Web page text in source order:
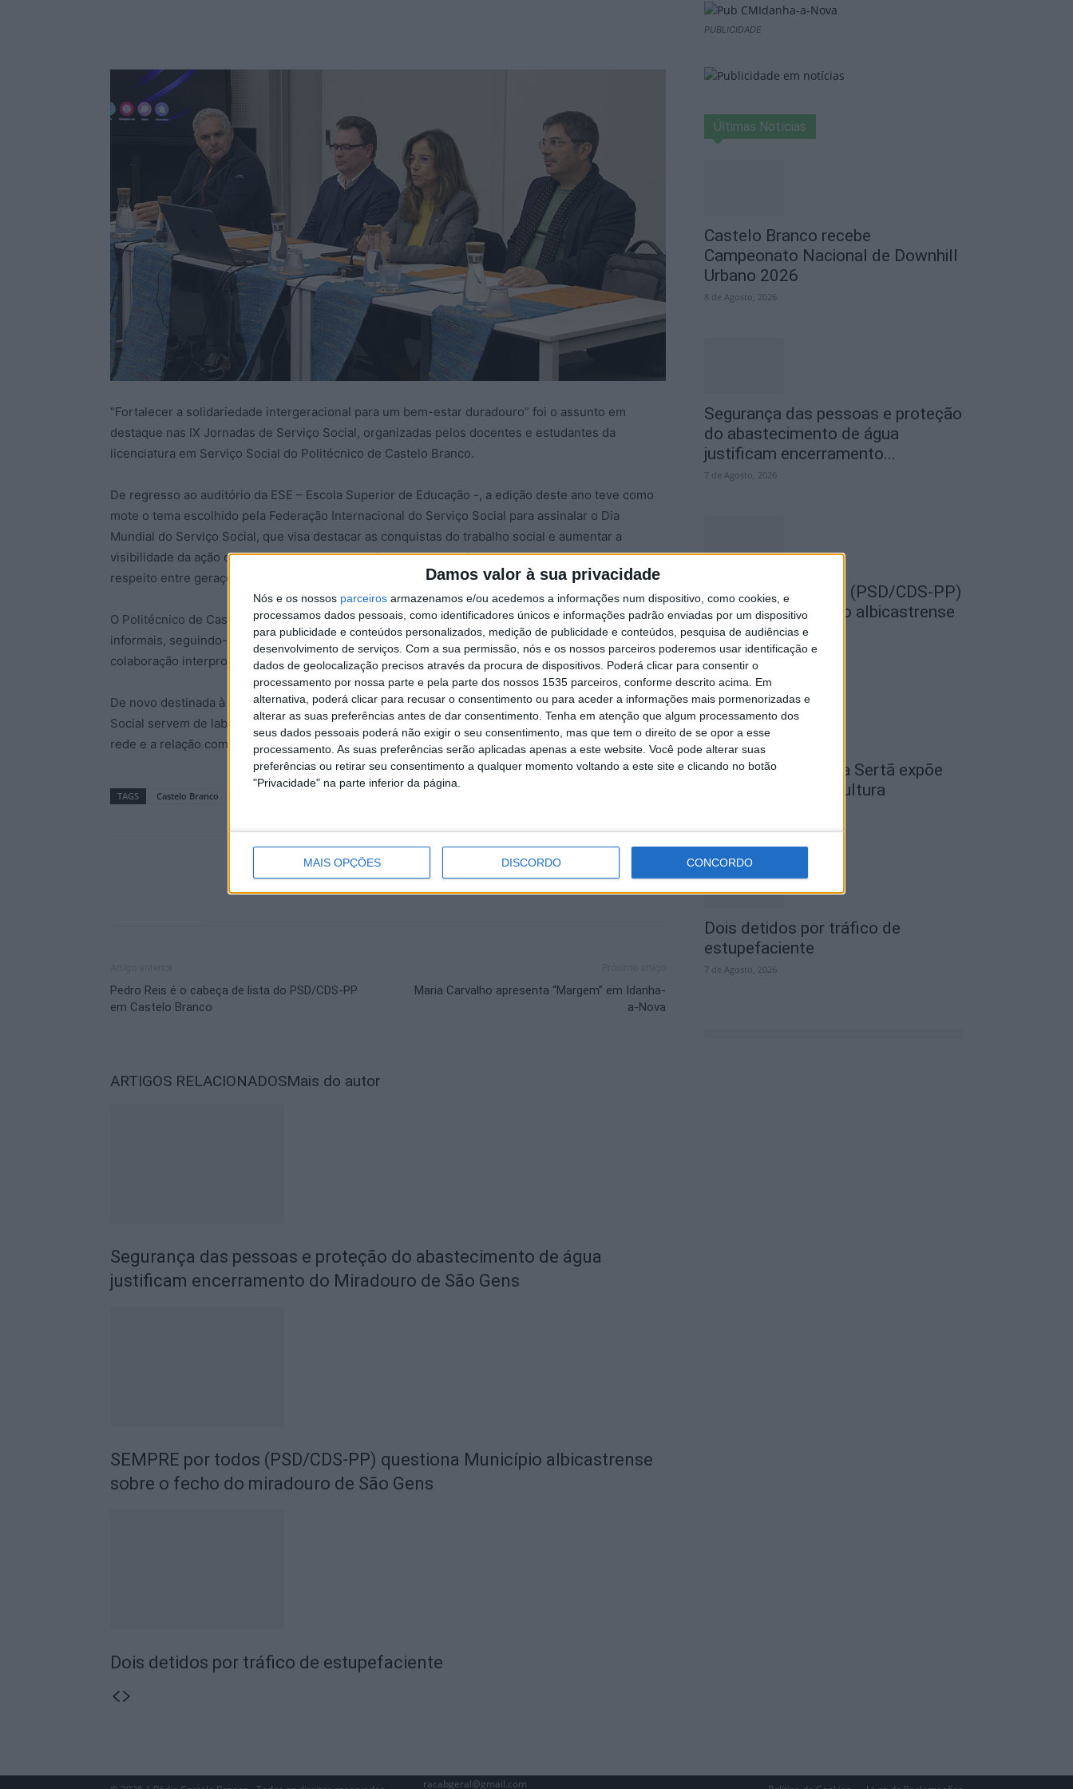
Damos valor à sua privacidade
Nós e os nossos parceiros armazenamos e/ou acedemos a informações num dispositivo, como cookies, e
processamos dados pessoais, como identificadores únicos e informações padrão enviadas por um dispositivo
para publicidade e conteúdos personalizados, medição de publicidade e conteúdos, pesquisa de audiências e
desenvolvimento de serviços. Com a sua permissão, nós e os nossos parceiros poderemos usar identificação e
dados de geolocalização precisos através da procura de dispositivos. Poderá clicar para consentir o
processamento por nossa parte e pela parte dos nossos 1535 parceiros, conforme descrito acima. Em
alternativa, poderá clicar para recusar o consentimento ou para aceder a informações mais pormenorizadas e
alterar as suas preferências antes de dar consentimento. Tenha em atenção que algum processamento dos
seus dados pessoais poderá não exigir o seu consentimento, mas que tem o direito de se opor a esse
processamento. As suas preferências serão aplicadas apenas a este website. Você pode alterar suas
preferências ou retirar seu consentimento a qualquer momento voltando a este site e clicando no botão
"Privacidade" na parte inferior da página.
MAIS OPÇÕES DISCORDO CONCORDO
“Fortalecer a solidariedade intergeracional para um bem-estar duradouro” foi o assunto em
destaque nas IX Jornadas de Serviço Social, organizadas pelos docentes e estudantes da
licenciatura em Serviço Social do Politécnico de Castelo Branco.
De regresso ao auditório da ESE – Escola Superior de Educação -, a edição deste ano teve como
mote o tema escolhido pela Federação Internacional do Serviço Social para assinalar o Dia
Mundial do Serviço Social, que visa destacar as conquistas do trabalho social e aumentar a
visibilidade da ação dos assistentes sociais, enfatizando desta feita a importância do cuidado e do
respeito entre gerações na construção de sociedades fortes e resilientes.
O Politécnico de Castelo Branco refere que este ano, a sessão arrancou com duas conversas
informais, seguindo-se um ateliê. Já o segundo momento permitiu explorar casos práticos de
colaboração interprofissional no domínio da saúde.
De novo destinada à comunidade académica e a profissionais da área, as Jornadas de Serviço
Social servem de laboratório de aprendizagem para os estudantes, fomentando o trabalho em
rede e a relação com as entidades que atuam junto da comunidade.
TAGS Castelo Branco
Pedro Reis é o cabeça de lista do PSD/CDS-PP
em Castelo Branco
Maria Carvalho apresenta “Margem” em Idanha-
a-Nova
ARTIGOS RELACIONADOSMais do autor
Segurança das pessoas e proteção do abastecimento de água
justificam encerramento do Miradouro de São Gens
SEMPRE por todos (PSD/CDS-PP) questiona Município albicastrense
sobre o fecho do miradouro de São Gens
Dois detidos por tráfico de estupefaciente
PUBLICIDADE
Últimas Notícias
Castelo Branco recebe
Campeonato Nacional de Downhill
Urbano 2026
8 de Agosto, 2026
Segurança das pessoas e proteção
do abastecimento de água
justificam encerramento...
7 de Agosto, 2026
SEMPRE por todos (PSD/CDS-PP)
questiona Município albicastrense
sobre o fecho do...
7 de Agosto, 2026
Academia Sénior da Sertã expõe
artes na Casa da Cultura
Dois detidos por tráfico de
estupefaciente
7 de Agosto, 2026
racabgeral@gmail.com